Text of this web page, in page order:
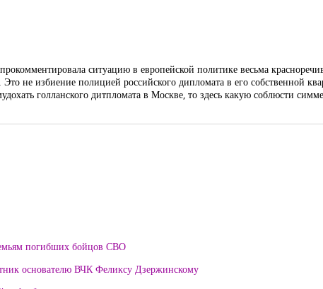
ситуацию в европейской политике весьма
не избиение полицией российского дипломата в его собственной
голланского дитпломата в Москве, то здесь какую соблюсти
погибших бойцов СВО
основателю ВЧК Феликсу Дзержинскому